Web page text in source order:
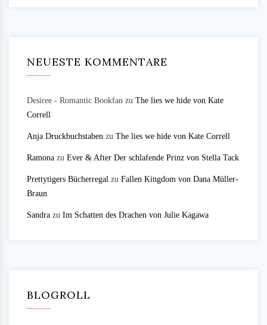
NEUESTE KOMMENTARE
Desiree - Romantic Bookfan zu The lies we hide von Kate
Correll
Anja Druckbuchstaben zu The lies we hide von Kate Correll
Ramona zu Ever & After Der schlafende Prinz von Stella Tack
Prettytigers Bücherregal zu Fallen Kingdom von Dana Müller-
Braun
Sandra zu Im Schatten des Drachen von Julie Kagawa
BLOGROLL